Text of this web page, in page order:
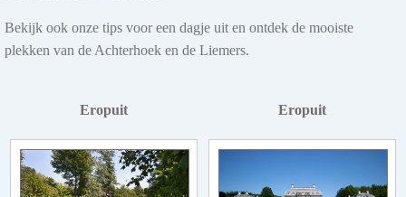
Bekijk ook onze tips voor een dagje uit en ontdek de mooiste
plekken van de Achterhoek en de Liemers.
Eropuit Eropuit